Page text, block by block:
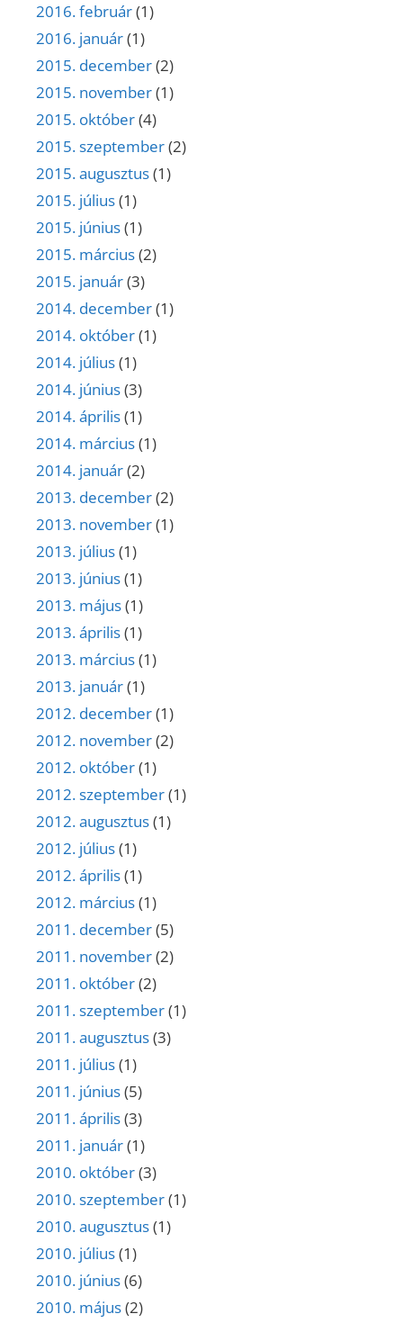
2016. február(1)
2016. január(1)
2015. december(2)
2015. november(1)
2015. október(4)
2015. szeptember(2)
2015. augusztus(1)
2015. július(1)
2015. június(1)
2015. március(2)
2015. január(3)
2014. december(1)
2014. október(1)
2014. július(1)
2014. június(3)
2014. április(1)
2014. március(1)
2014. január(2)
2013. december(2)
2013. november(1)
2013. július(1)
2013. június(1)
2013. május(1)
2013. április(1)
2013. március(1)
2013. január(1)
2012. december(1)
2012. november(2)
2012. október(1)
2012. szeptember(1)
2012. augusztus(1)
2012. július(1)
2012. április(1)
2012. március(1)
2011. december(5)
2011. november(2)
2011. október(2)
2011. szeptember(1)
2011. augusztus(3)
2011. július(1)
2011. június(5)
2011. április(3)
2011. január(1)
2010. október(3)
2010. szeptember(1)
2010. augusztus(1)
2010. július(1)
2010. június(6)
2010. május(2)